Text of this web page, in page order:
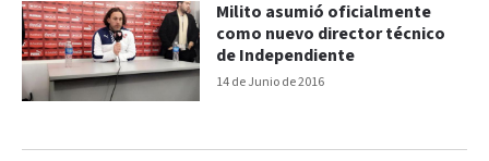
14 de Junio de 2016
Milito asumió oficialmente
como nuevo director técnico
de Independiente